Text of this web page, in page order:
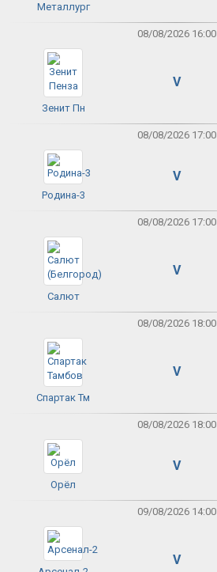
Металлург
08/08/2026 16:00
Зенит Пн
V
08/08/2026 17:00
Родина-3
V
08/08/2026 17:00
Салют
V
08/08/2026 18:00
Спартак Тм
V
08/08/2026 18:00
Орёл
V
09/08/2026 14:00
V